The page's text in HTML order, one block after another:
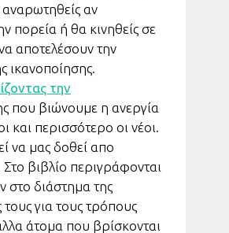
αν
πορεία ή θα κινηθείς σε
αποτελέσουν την
ικανοποίησης.
την
που βιώνουμε η ανεργία
και περισσότερο οι νέοι.
να μας δοθεί απο
βιβλίο περιγράφονται
στο διάστημα της
για τους τρόπους
άτομα που βρίσκονται